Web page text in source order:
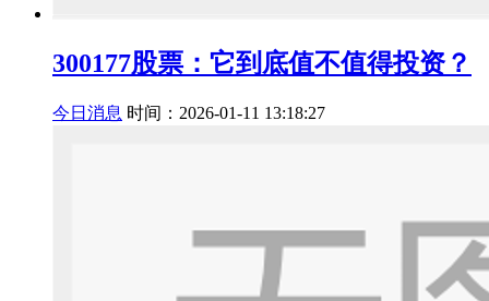
300177股票：它到底值不值得投资？
今日消息 时间：2026-01-11 13:18:27